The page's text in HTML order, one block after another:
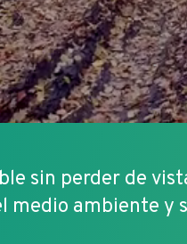
sin perder de
medio ambiente y